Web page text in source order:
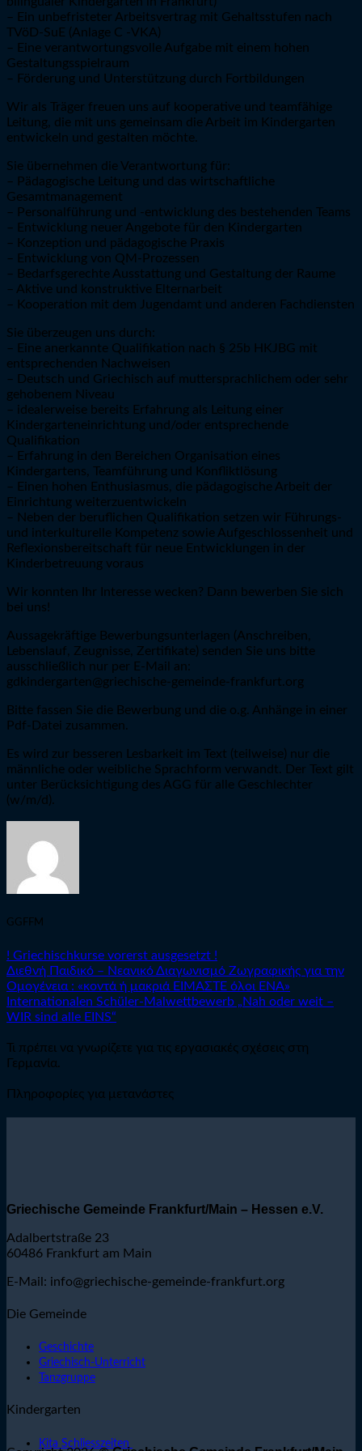
– Ein unbefristeter Arbeitsvertrag mit Gehaltsstufen nach
TVöD-SuE (Anlage C -VKA)
– Eine verantwortungsvolle Aufgabe mit einem hohen
Gestaltungsspielraum
– Förderung und Unterstützung durch Fortbildungen
Wir als Träger freuen uns auf kooperative und teamfähige
Leitung, die mit uns gemeinsam die Arbeit im Kindergarten
entwickeln und gestalten möchte.
Sie übernehmen die Verantwortung für:
– Pädagogische Leitung und das wirtschaftliche
Gesamtmanagement
– Personalführung und -entwicklung des bestehenden Teams
– Entwicklung neuer Angebote für den Kindergarten
– Konzeption und pädagogische Praxis
– Entwicklung von QM-Prozessen
– Bedarfsgerechte Ausstattung und Gestaltung der Raume
– Aktive und konstruktive Elternarbeit
– Kooperation mit dem Jugendamt und anderen Fachdiensten
Sie überzeugen uns durch:
– Eine anerkannte Qualifikation nach § 25b HKJBG mit
entsprechenden Nachweisen
– Deutsch und Griechisch auf muttersprachlichem oder sehr
gehobenem Niveau
– idealerweise bereits Erfahrung als Leitung einer
Kindergarteneinrichtung und/oder entsprechende
Qualifikation
– Erfahrung in den Bereichen Organisation eines
Kindergartens, Teamführung und Konfliktlösung
– Einen hohen Enthusiasmus, die pädagogische Arbeit der
Einrichtung weiterzuentwickeln
– Neben der beruflichen Qualifikation setzen wir Führungs-
und interkulturelle Kompetenz sowie Aufgeschlossenheit und
Reflexionsbereitschaft für neue Entwicklungen in der
Kinderbetreuung voraus
Wir konnten Ihr Interesse wecken? Dann bewerben Sie sich
bei uns!
Aussagekräftige Bewerbungsunterlagen (Anschreiben,
Lebenslauf, Zeugnisse, Zertifikate) senden Sie uns bitte
ausschließlich nur per E-Mail an:
gdkindergarten@griechische-gemeinde-frankfurt.org
Bitte fassen Sie die Bewerbung und die o.g. Anhänge in einer
Pdf-Datei zusammen.
Es wird zur besseren Lesbarkeit im Text (teilweise) nur die
männliche oder weibliche Sprachform verwandt. Der Text gilt
unter Berücksichtigung des AGG für alle Geschlechter
(w/m/d).
GGFFM
! Griechischkurse vorerst ausgesetzt !
Διεθνή Παιδικό – Nεανικό Διαγωνισμό Ζωγραφικής για την
Ομογένεια : «κοντά ή μακριά ΕΙΜΑΣΤΕ όλοι ΕΝΑ»
Internationalen Schüler-Malwettbewerb „Nah oder weit –
WIR sind alle EINS“
Τι πρέπει να γνωρίζετε για τις εργασιακές σχέσεις στη
Γερμανία.
Πληροφορίες για μετανάστες
Griechische Gemeinde Frankfurt/Main – Hessen e.V.
Adalbertstraße 23
60486 Frankfurt am Main
E-Mail: info@griechische-gemeinde-frankfurt.org
Die Gemeinde
Geschichte
Griechisch-Unterricht
Tanzgruppe
Kindergarten
Kita Schliesszeiten